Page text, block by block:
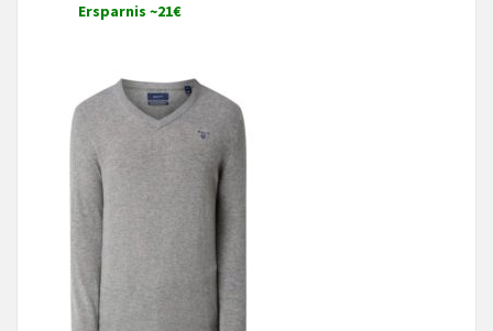
Ersparnis ~21€